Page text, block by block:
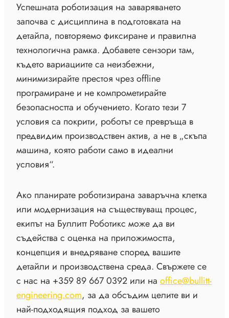
Успешната роботизация на заваряването
започва с дисциплина в подготовката на
детайла, повторяемо фиксиране и правилна
технологична рамка. Добавете сензори там,
където вариациите са неизбежни,
минимизирайте престоя чрез offline
програмиране и не компрометирайте
безопасността и обучението. Когато тези 7
условия са покрити, роботът се превръща в
предвидим производствен актив, а не в „скъпа
машина, която работи само в идеални
условия“.
Ако планирате роботизирана заваръчна клетка
или модернизация на съществуващ процес,
екипът на Буллитт Роботикс може да ви
съдейства с оценка на приложимостта,
концепция и внедряване според вашите
детайли и производствена среда. Свържете се
с нас на +359 89 667 0392 или на office@bullitt-
engineering.com, за да обсъдим целите ви и
най-подходящия подход за вашето